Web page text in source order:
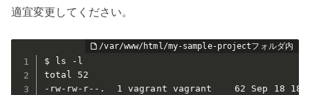
適宜変更してください。
$ ls -l
total 52
-rw-rw-r--.  1 vagrant vagrant    62 Sep 18